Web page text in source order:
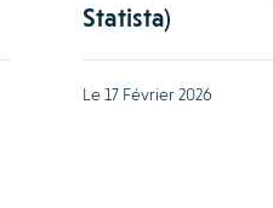
Statista)
Le 17 Février 2026